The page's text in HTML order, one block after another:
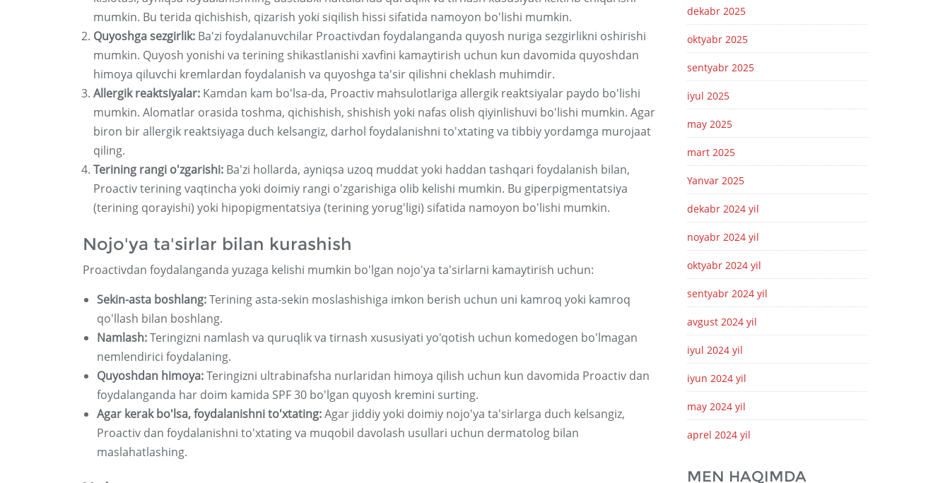
mumkin. Bu terida qichishish, qizarish yoki siqilish hissi sifatida namoyon bo'lishi mumkin.
Quyoshga sezgirlik: Ba'zi foydalanuvchilar Proactivdan foydalanganda quyosh nuriga sezgirlikni oshirishi
mumkin. Quyosh yonishi va terining shikastlanishi xavfini kamaytirish uchun kun davomida quyoshdan
himoya qiluvchi kremlardan foydalanish va quyoshga ta'sir qilishni cheklash muhimdir.
Allergik reaktsiyalar: Kamdan kam bo'lsa-da, Proactiv mahsulotlariga allergik reaktsiyalar paydo bo'lishi
mumkin. Alomatlar orasida toshma, qichishish, shishish yoki nafas olish qiyinlishuvi bo'lishi mumkin. Agar
biron bir allergik reaktsiyaga duch kelsangiz, darhol foydalanishni to'xtating va tibbiy yordamga murojaat
qiling.
Terining rangi o'zgarishi: Ba'zi hollarda, ayniqsa uzoq muddat yoki haddan tashqari foydalanish bilan,
Proactiv terining vaqtincha yoki doimiy rangi o'zgarishiga olib kelishi mumkin. Bu giperpigmentatsiya
(terining qorayishi) yoki hipopigmentatsiya (terining yorug'ligi) sifatida namoyon bo'lishi mumkin.
Nojo'ya ta'sirlar bilan kurashish
Proactivdan foydalanganda yuzaga kelishi mumkin bo'lgan nojo'ya ta'sirlarni kamaytirish uchun:
Sekin-asta boshlang:Terining asta-sekin moslashishiga imkon berish uchun uni kamroq yoki kamroq
qo'llash bilan boshlang.
Namlash:Teringizni namlash va quruqlik va tirnash xususiyati yo'qotish uchun komedogen bo'lmagan
nemlendirici foydalaning.
Quyoshdan himoya:Teringizni ultrabinafsha nurlaridan himoya qilish uchun kun davomida Proactiv dan
foydalanganda har doim kamida SPF 30 bo'lgan quyosh kremini surting.
Agar kerak bo'lsa, foydalanishni to'xtating:Agar jiddiy yoki doimiy nojo'ya ta'sirlarga duch kelsangiz,
Proactiv dan foydalanishni to'xtating va muqobil davolash usullari uchun dermatolog bilan
maslahatlashing.
dekabr 2025
oktyabr 2025
sentyabr 2025
iyul 2025
may 2025
mart 2025
Yanvar 2025
dekabr 2024 yil
noyabr 2024 yil
oktyabr 2024 yil
sentyabr 2024 yil
avgust 2024 yil
iyul 2024 yil
iyun 2024 yil
may 2024 yil
aprel 2024 yil
MEN HAQIMDA